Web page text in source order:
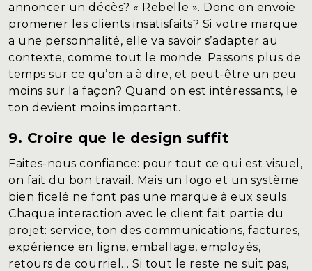
annoncer un décès? « Rebelle ». Donc on envoie
promener les clients insatisfaits? Si votre marque
a une personnalité, elle va savoir s’adapter au
contexte, comme tout le monde. Passons plus de
temps sur ce qu’on a à dire, et peut-être un peu
moins sur la façon? Quand on est intéressants, le
ton devient moins important.
9. Croire que le design suffit
Faites-nous confiance: pour tout ce qui est visuel,
on fait du bon travail. Mais un logo et un système
bien ficelé ne font pas une marque à eux seuls.
Chaque interaction avec le client fait partie du
projet: service, ton des communications, factures,
expérience en ligne, emballage, employés,
retours de courriel… Si tout le reste ne suit pas,